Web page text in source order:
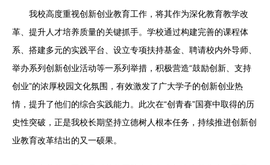
我校高度重视创新创业教育工作，将其作为深化教育教学改
革、提升人才培养质量的关键抓手。学校通过构建完善的课程体
系、搭建多元的实践平台、设立专项扶持基金、聘请校内外导师、
举办系列创新创业活动等一系列举措，积极营造“鼓励创新、支持
创业”的浓厚校园文化氛围，有效激发了广大学子的创新创业热
情，提升了他们的综合实践能力。此次在“创青春”国赛中取得的历
史性突破，正是我校长期坚持立德树人根本任务，持续推进创新创
业教育改革结出的又一硕果。